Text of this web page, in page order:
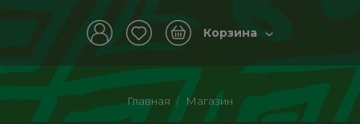
Корзина
Главная / Магазин